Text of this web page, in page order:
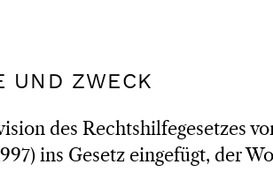
UND ZWECK
des Rechtshilfegesetzes
ins Gesetz eingefügt, der